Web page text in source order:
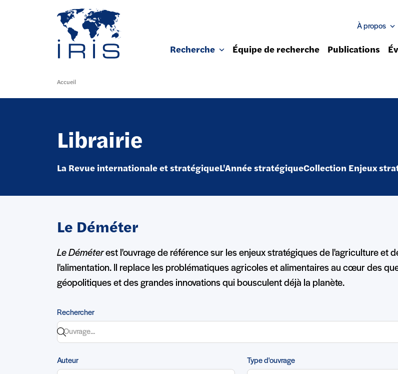
Aller au contenu principal
À propos
Recherche Équipe de recherche Publications
Accueil
Librairie
La Revue internationale et stratégiqueL'Année stratégiqueCollection Enjeux
Le Déméter
Le Déméterest l'ouvrage de référence sur les enjeux stratégiques de l'agriculture et
l'alimentation. Il replace les problématiques agricoles et alimentaires au cœur des
géopolitiques et des grandes innovations qui bousculent déjà la planète.
Rechercher
Auteur Type d'ouvrage